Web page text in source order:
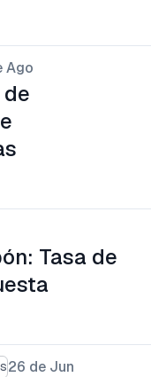
Ago
Tasa de
26 de Jun